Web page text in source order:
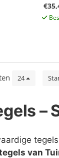
24
–
van